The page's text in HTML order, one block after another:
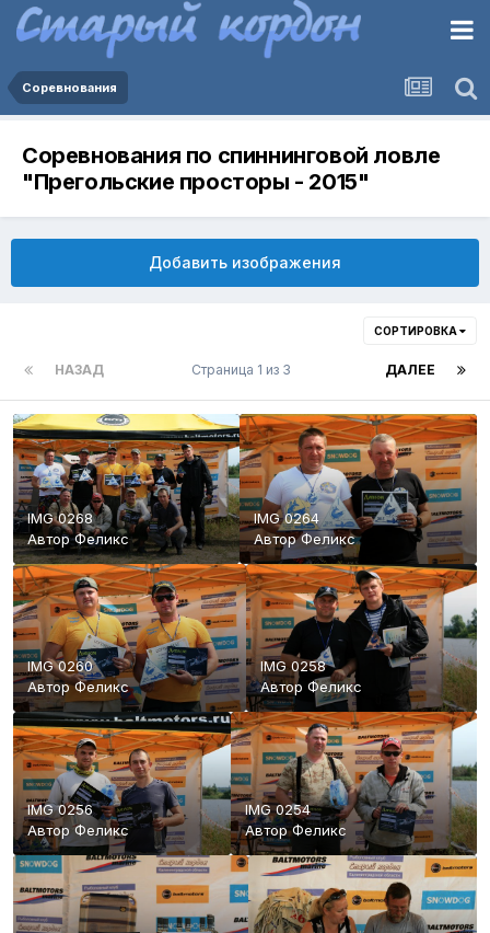
Соревнования
Соревнования по спиннинговой ловле
"Прегольские просторы - 2015"
Добавить изображения
СОРТИРОВКА
НАЗАД ДАЛЕЕ
Страница 1 из 3
IMG 0268
АвторФеликс
IMG 0264
АвторФеликс
IMG 0260
АвторФеликс
IMG 0258
Автор Феликс
IMG 0256
АвторФеликс
IMG 0254
АвторФеликс